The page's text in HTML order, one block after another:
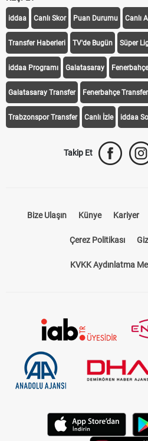
KEŞFET
iddaa Canlı Skor Puan Durumu Canlı
Transfer Haberleri TV'de Bugün Süper
iddaa Programı Galatasaray Fenerbahçe
Galatasaray Transfer Fenerbahçe Transfer
Trabzonspor Transfer Canlı İzle iddaa